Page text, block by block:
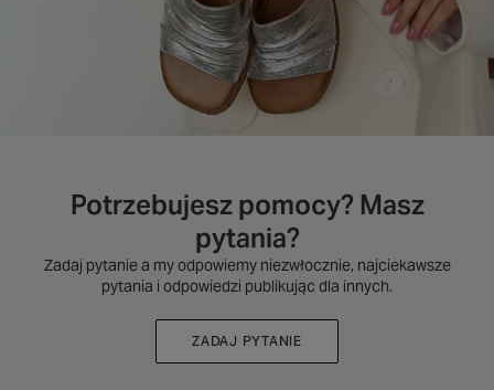
Potrzebujesz pomocy? Masz
pytania?
Zadaj pytanie a my odpowiemy niezwłocznie, najciekawsze
pytania i odpowiedzi publikując dla innych.
ZADAJ PYTANIE